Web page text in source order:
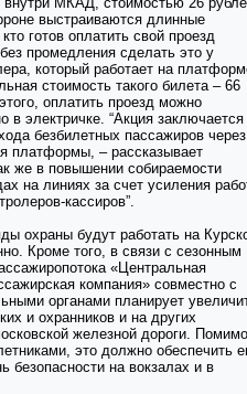
выстраиваются длинные
готов оплатить свой проезд
промедления сделать это у
который работает на
стоимость такого билета – 66
оплатить проезд можно
в электричке. “Акция заключается
безбилетных пассажиров через
платформы, – рассказывает
же в повышении собираемости
на линиях за счет усиления
кассиров”.
охраны будут работать на
Кроме того, в связи с сезонным
«Центральная
компания» совместно с
органами планирует
и охранников и на других
железной дороги. Помимо
это должно обеспечить
безопасности на вокзалах и в